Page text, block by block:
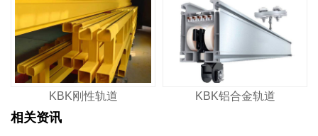
KBK刚性轨道 KBK铝合金轨道
相关资讯